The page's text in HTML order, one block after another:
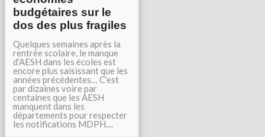
budgétaires sur le
dos des plus fragiles
Quelques semaines après la
rentrée scolaire, le manque
d’AESH dans les écoles est
encore plus saisissant que les
années précédentes… C’est
par dizaines voire par
centaines que les AESH
manquent dans les
départements pour respecter
les notifications MDPH....